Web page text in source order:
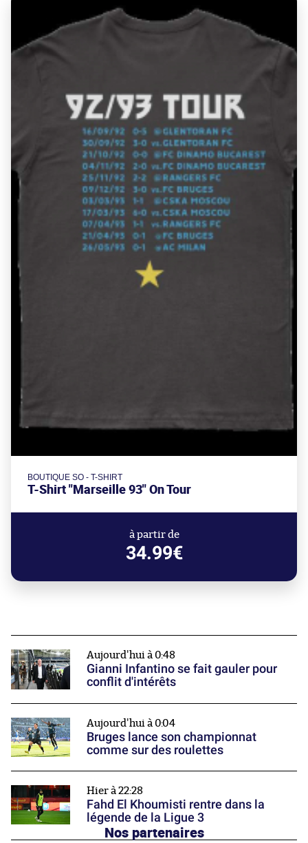
BOUTIQUE SO - T-SHIRT
T-Shirt "Marseille 93" On Tour
à partir de
34.99€
Aujourd'hui à 0:48
Gianni Infantino se fait gauler pour
conflit d'intérêts
Aujourd'hui à 0:04
Bruges lance son championnat
comme sur des roulettes
Hier à 22:28
Fahd El Khoumisti rentre dans la
légende de la Ligue 3
Nos partenaires